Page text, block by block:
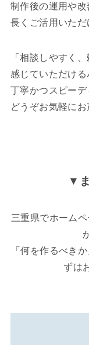
制作後の運用や改
長くご活用いただ
「相談しやすく
感じていただける
丁寧かつスピーデ
どうぞお気軽にお
▼
三重県でホーム
「何を作るべき
ずは